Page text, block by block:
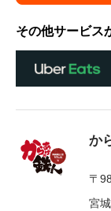
その他サービス
か
〒
宮